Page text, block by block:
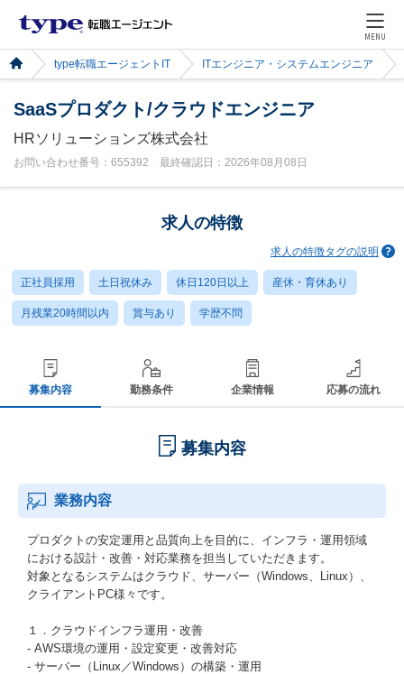
MENU
type転職エージェントIT ITエンジニア・システムエンジニア
SaaSプロダクト/クラウドエンジニア
HRソリューションズ株式会社
お問い合わせ番号：655392 最終確認日：2026年08月08日
求人の特徴
求人の特徴タグの説明
正社員採用 土日祝休み 休日120日以上 産休・育休あり
月残業20時間以内 賞与あり 学歴不問
募集内容 勤務条件 企業情報 応募の流れ
募集内容
業務内容
プロダクトの安定運用と品質向上を目的に、インフラ・運用領域
における設計・改善・対応業務を担当していただきます。
対象となるシステムはクラウド、サーバー（Windows、Linux）、
クライアントPC様々です。
１．クラウドインフラ運用・改善
- AWS環境の運用・設定変更・改善対応
- サーバー（Linux／Windows）の構築・運用